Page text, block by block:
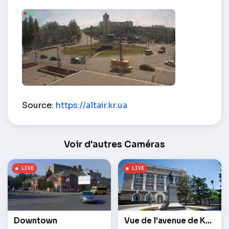
Source: https://altair.kr.ua
Voir d'autres Caméras
Downtown Vue de l'avenue de Karl Marx